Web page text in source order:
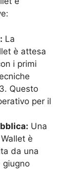
La
è attesa
i primi
Questo
per il
Una
è
da una
giugno